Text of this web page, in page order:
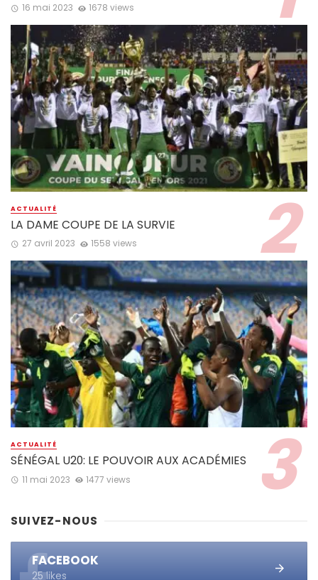
16 mai 2023 1678 views
ACTUALITÉ
LA DAME COUPE DE LA SURVIE
27 avril 2023 1558 views
ACTUALITÉ
SÉNÉGAL U20: LE POUVOIR AUX ACADÉMIES
11 mai 2023 1477 views
SUIVEZ-NOUS
FACEBOOK
25 likes